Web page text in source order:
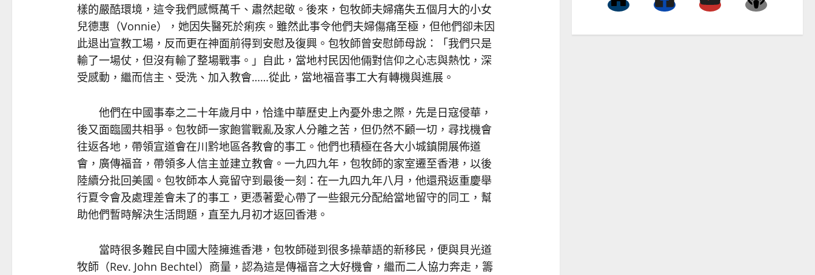
樣的嚴酷環境，這令我們感慨萬千、肅然起敬。後來，包牧師夫婦痛失五個月大的小女
兒德惠（Vonnie），她因失醫死於痢疾。雖然此事令他們夫婦傷痛至極，但他們卻未因
此退出宣教工場，反而更在神面前得到安慰及復興。包牧師曾安慰師母說：「我們只是
輸了一場仗，但沒有輸了整場戰事。」自此，當地村民因他倆對信仰之心志與熱忱，深
受感動，繼而信主、受洗、加入教會……從此，當地福音事工大有轉機與進展。
他們在中國事奉之二十年歲月中，恰逢中華歷史上內憂外患之際，先是日寇侵華，
後又面臨國共相爭。包牧師一家飽嘗戰亂及家人分離之苦，但仍然不顧一切，尋找機會
往返各地，帶領宣道會在川黔地區各教會的事工。他們也積極在各大小城鎮開展佈道
會，廣傳福音，帶領多人信主並建立教會。一九四九年，包牧師的家室遷至香港，以後
陸續分批回美國。包牧師本人竟留守到最後一刻：在一九四九年八月，他還飛返重慶舉
行夏令會及處理差會未了的事工，更憑著愛心帶了一些銀元分配給當地留守的同工，幫
助他們暫時解決生活問題，直至九月初才返回香港。
當時很多難民自中國大陸擁進香港，包牧師碰到很多操華語的新移民，便與貝光道
牧師（Rev. John Bechtel）商量，認為這是傳福音之大好機會，繼而二人協力奔走，籌